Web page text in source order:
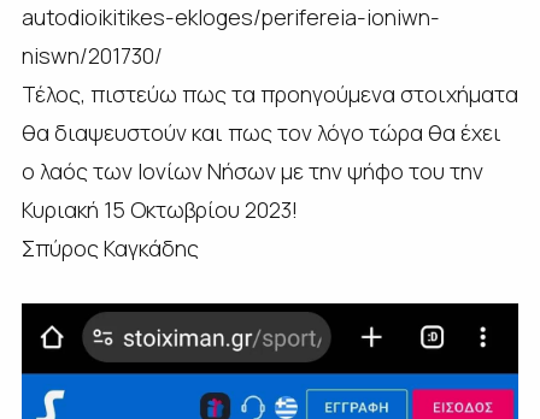
autodioikitikes-ekloges/perifereia-ioniwn-
niswn/201730/
Τέλος, πιστεύω πως τα προηγούμενα στοιχήματα
θα διαψευστούν και πως τον λόγο τώρα θα έχει
ο λαός των Ιονίων Νήσων με την ψήφο του την
Κυριακή 15 Οκτωβρίου 2023!
Σπύρος Καγκάδης